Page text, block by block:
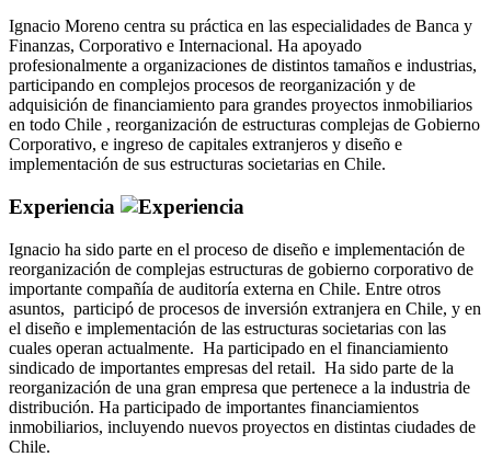
Ignacio Moreno centra su práctica en las especialidades de Banca y
Finanzas, Corporativo e Internacional. Ha apoyado
profesionalmente a organizaciones de distintos tamaños e industrias,
participando en complejos procesos de reorganización y de
adquisición de financiamiento para grandes proyectos inmobiliarios
en todo Chile , reorganización de estructuras complejas de Gobierno
Corporativo, e ingreso de capitales extranjeros y diseño e
implementación de sus estructuras societarias en Chile.
Experiencia
Ignacio ha sido parte en el proceso de diseño e implementación de
reorganización de complejas estructuras de gobierno corporativo de
importante compañía de auditoría externa en Chile. Entre otros
asuntos, participó de procesos de inversión extranjera en Chile, y en
el diseño e implementación de las estructuras societarias con las
cuales operan actualmente. Ha participado en el financiamiento
sindicado de importantes empresas del retail. Ha sido parte de la
reorganización de una gran empresa que pertenece a la industria de
distribución. Ha participado de importantes financiamientos
inmobiliarios, incluyendo nuevos proyectos en distintas ciudades de
Chile.